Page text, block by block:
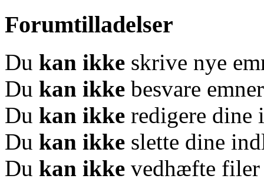
Forumtilladelser
Du kan ikke skrive nye
Du kan ikke besvare emner
Du kan ikke redigere dine
Du kan ikke slette dine
Du kan ikke vedhæfte filer